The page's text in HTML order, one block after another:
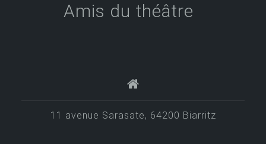
Amis du théâtre
11 avenue Sarasate, 64200 Biarritz